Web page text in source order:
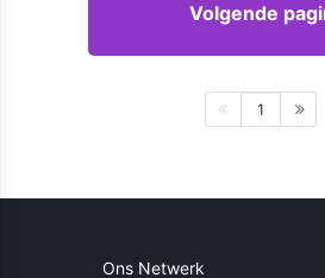
Volgende
1
Ons Netwerk